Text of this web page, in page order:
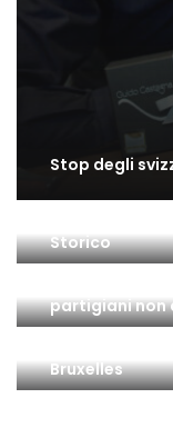
Stop degli
Storico
partigiani non
Bruxelles